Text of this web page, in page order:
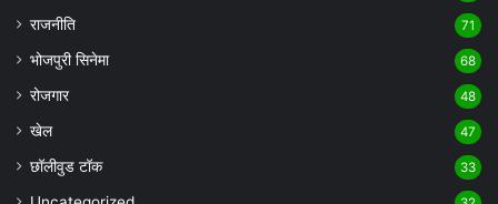
राजनीति 71
भोजपुरी सिनेमा 68
रोजगार 48
खेल 47
छॉलीवुड टॉक 33